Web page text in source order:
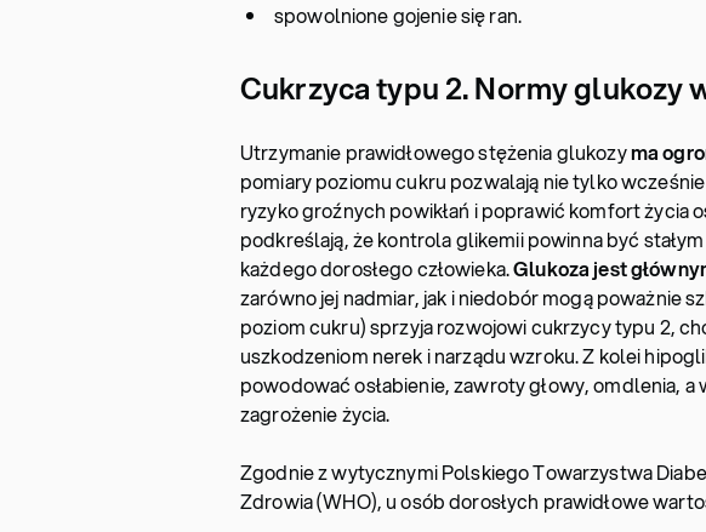
spowolnione gojenie się ran.
Cukrzyca typu 2. Normy glukozy
Utrzymanie prawidłowego stężenia glukozyma
pomiary poziomu cukru pozwalają nie tylko
ryzyko groźnych powikłań i poprawić komfort życia
podkreślają, że kontrola glikemii powinna być
każdego dorosłego człowieka.Glukoza jest
zarówno jej nadmiar, jak i niedobór mogą poważnie
poziom cukru) sprzyja rozwojowi cukrzycy typu 2,
uszkodzeniom nerek i narządu wzroku. Z kolei
powodować osłabienie, zawroty głowy, omdlenia,
zagrożenie życia.
Zgodnie z wytycznymi Polskiego Towarzystwa
Zdrowia (WHO), u osób dorosłych prawidłowe